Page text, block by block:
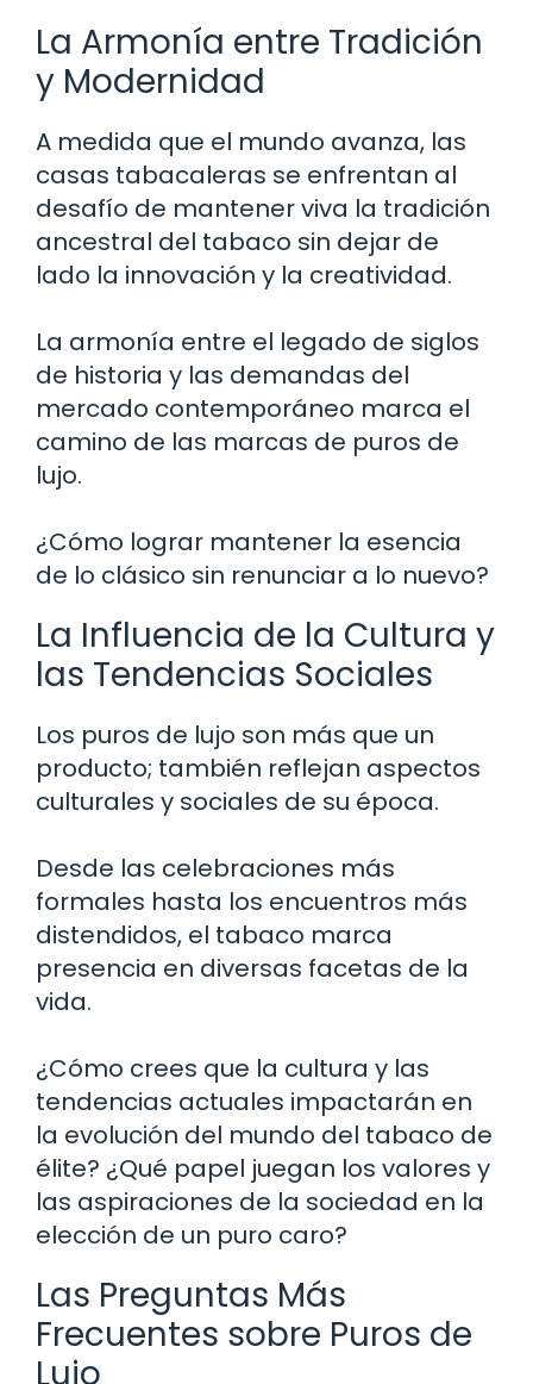
La Armonía entre Tradición
y Modernidad
A medida que el mundo avanza, las
casas tabacaleras se enfrentan al
desafío de mantener viva la tradición
ancestral del tabaco sin dejar de
lado la innovación y la creatividad.
La armonía entre el legado de siglos
de historia y las demandas del
mercado contemporáneo marca el
camino de las marcas de puros de
lujo.
¿Cómo lograr mantener la esencia
de lo clásico sin renunciar a lo nuevo?
La Influencia de la Cultura y
las Tendencias Sociales
Los puros de lujo son más que un
producto; también reflejan aspectos
culturales y sociales de su época.
Desde las celebraciones más
formales hasta los encuentros más
distendidos, el tabaco marca
presencia en diversas facetas de la
vida.
¿Cómo crees que la cultura y las
tendencias actuales impactarán en
la evolución del mundo del tabaco de
élite? ¿Qué papel juegan los valores y
las aspiraciones de la sociedad en la
elección de un puro caro?
Las Preguntas Más
Frecuentes sobre Puros de
Lujo